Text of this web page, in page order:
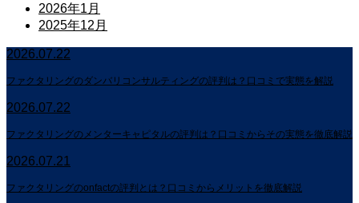
2026年1月
2025年12月
2026.07.22
ファクタリングのダンバリコンサルティングの評判は？口コミで実態を解説
2026.07.22
ファクタリングのメンターキャピタルの評判は？口コミからその実態を徹底解説
2026.07.21
ファクタリングのonfactの評判とは？口コミからメリットを徹底解説